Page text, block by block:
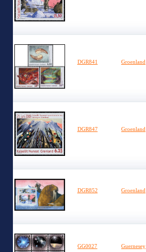
DGR841 Groenland
DGR847 Groenland
DGR852 Groenland
GG0027 Guernesey